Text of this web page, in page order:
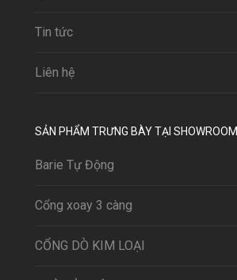
Tin tức
Liên hệ
SẢN PHẨM TRƯNG BÀY TẠI SHOWROOM
Barie Tự Động
Cổng xoay 3 càng
CỔNG DÒ KIM LOẠI